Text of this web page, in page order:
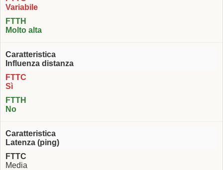
Variabile
Molto alta
Influenza distanza
Sì
No
Latenza (ping)
Media